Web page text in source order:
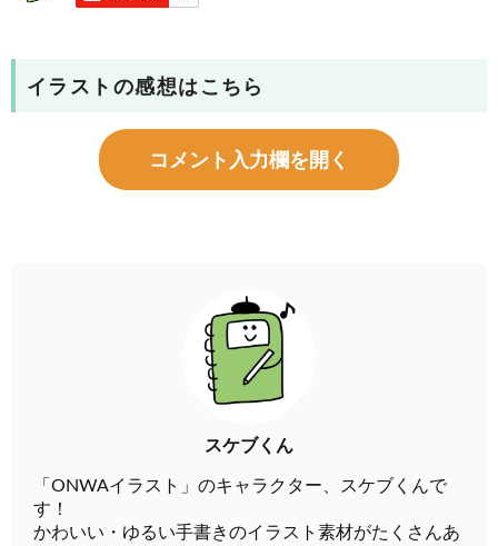
イラストの感想はこちら
コメント入力欄を開く
スケブくん
「ONWAイラスト」のキャラクター、スケブくんで
す！
かわいい・ゆるい手書きのイラスト素材がたくさんあ